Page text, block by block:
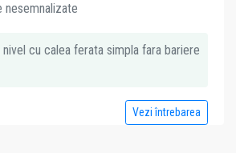
nesemnalizate
cu calea ferata simpla fara bariere
Vezi întrebarea